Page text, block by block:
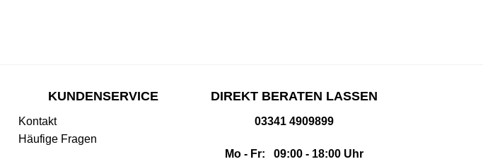
KUNDENSERVICE
Kontakt
Häufige Fragen
DIREKT BERATEN LASSEN
03341 4909899
Mo - Fr: 09:00 - 18:00 Uhr